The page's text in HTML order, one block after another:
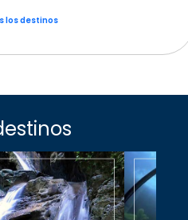
los destinos